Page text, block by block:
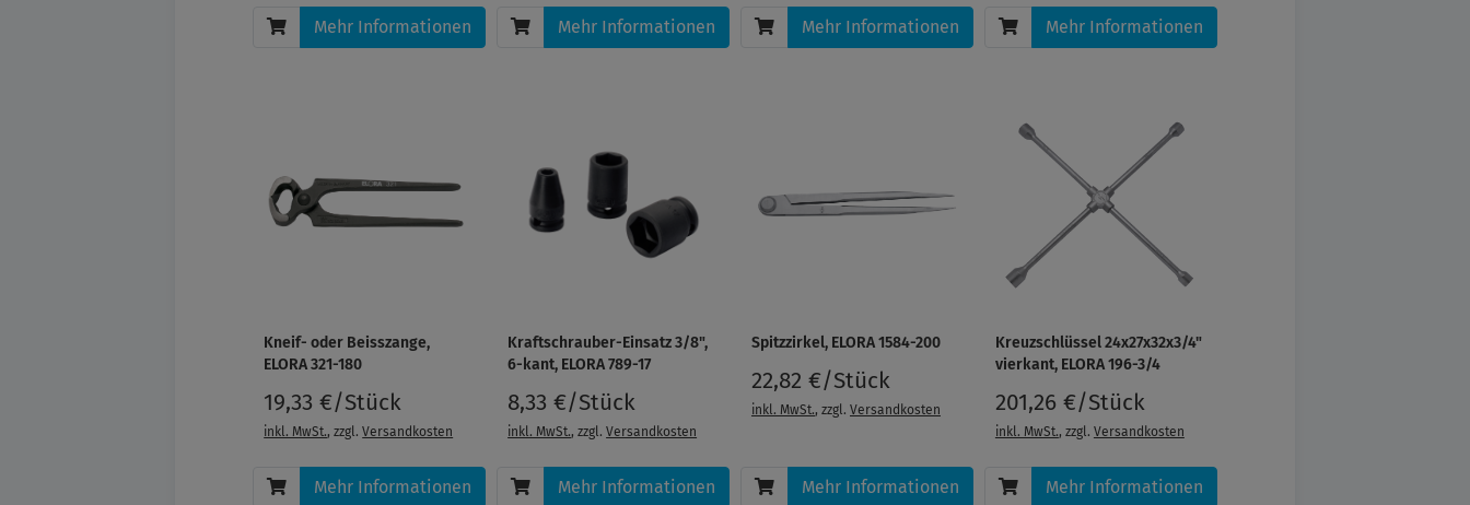
Mehr Informationen Mehr Informationen Mehr Informationen Mehr Informationen
Kneif- oder Beisszange,
ELORA 321-180
19,33 €/Stück
inkl. MwSt., zzgl.Versandkosten
Mehr Informationen
Kraftschrauber-Einsatz 3/8",
6-kant, ELORA 789-17
8,33 €/Stück
inkl. MwSt., zzgl.Versandkosten
Mehr Informationen
Spitzzirkel, ELORA 1584-200
22,82 €/Stück
inkl. MwSt., zzgl. Versandkosten
Mehr Informationen
Kreuzschlüssel 24x27x32x3/4"
vierkant, ELORA 196-3/4
201,26 €/Stück
inkl. MwSt., zzgl. Versandkosten
Mehr Informationen